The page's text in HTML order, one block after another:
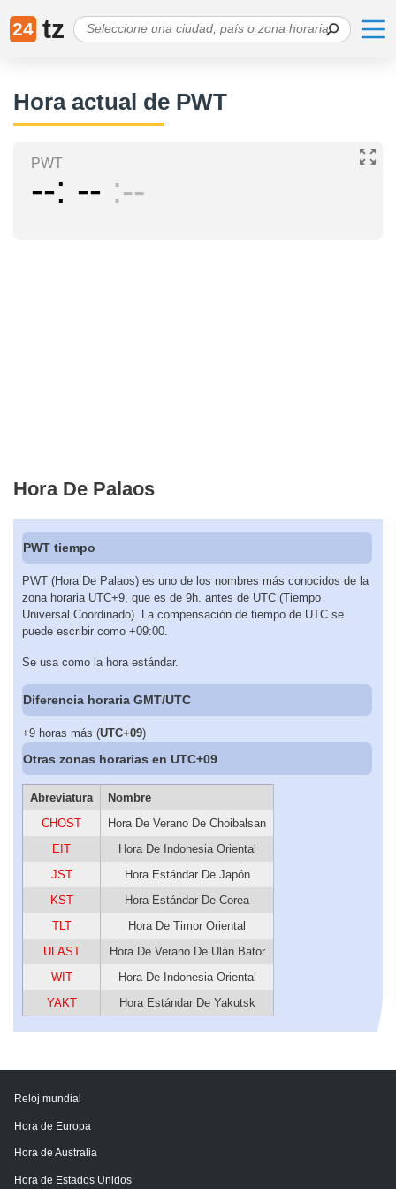
24 tz
Hora actual de PWT
PWT
-- -- --
Hora De Palaos
PWT tiempo
PWT (Hora De Palaos) es uno de los nombres más conocidos de la
zona horaria UTC+9, que es de 9h. antes de UTC (Tiempo
Universal Coordinado). La compensación de tiempo de UTC se
puede escribir como +09:00.
Se usa como la hora estándar.
Diferencia horaria GMT/UTC
+9 horas más (UTC+09)
Otras zonas horarias en UTC+09
Abreviatura
Nombre
CHOST
Hora De Verano De Choibalsan
EIT
Hora De Indonesia Oriental
JST
Hora Estándar De Japón
KST
Hora Estándar De Corea
TLT
Hora De Timor Oriental
ULAST
Hora De Verano De Ulán Bator
WIT
Hora De Indonesia Oriental
YAKT
Hora Estándar De Yakutsk
Reloj mundial
Hora de Europa
Hora de Australia
Hora de Estados Unidos